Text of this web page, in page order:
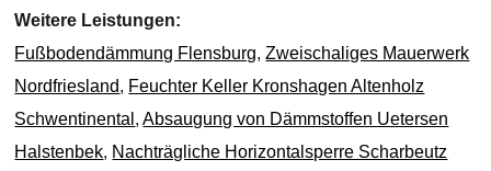
Weitere Leistungen:
Fußbodendämmung Flensburg,Zweischaliges Mauerwerk
Nordfriesland, Feuchter Keller Kronshagen Altenholz
Schwentinental ,Absaugung von Dämmstoffen Uetersen
Halstenbek, Nachträgliche Horizontalsperre Scharbeutz